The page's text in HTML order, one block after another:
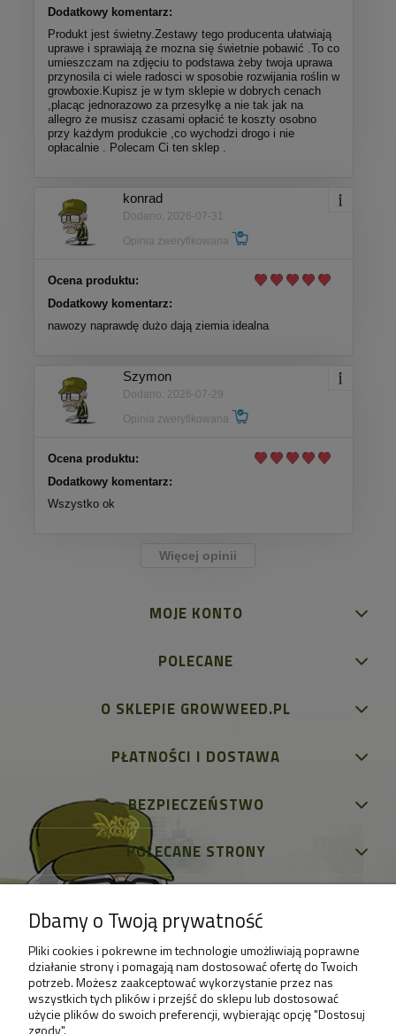
Dodatkowy komentarz:
Produkt jest świetny.Zestawy tego producenta ułatwiają
uprawe i sprawiają że mozna się świetnie pobawić .To co
umieszczam na zdjęciu to podstawa żeby twoja uprawa
przynosila ci wiele radosci w sposobie rozwijania roślin w
growboxie.Kupisz je w tym sklepie w dobrych cenach
,placąc jednorazowo za przesyłkę a nie tak jak na
allegro że musisz czasami opłacić te koszty osobno
przy każdym produkcie ,co wychodzi drogo i nie
opłacalnie . Polecam Ci ten sklep .
konrad
Dodano: 2026-07-31
Opinia zweryfikowana
Ocena produktu:
Dodatkowy komentarz:
nawozy naprawdę dużo dają ziemia idealna
Szymon
Dodano: 2026-07-29
Opinia zweryfikowana
Ocena produktu:
Dodatkowy komentarz:
Wszystko ok
Więcej opinii
MOJE KONTO
POLECANE
O SKLEPIE GROWWEED.PL
PŁATNOŚCI I DOSTAWA
BEZPIECZEŃSTWO
POLECANE STRONY
Dbamy o Twoją prywatność
Pliki cookies i pokrewne im technologie umożliwiają poprawne
działanie strony i pomagają nam dostosować ofertę do Twoich
potrzeb. Możesz zaakceptować wykorzystanie przez nas
wszystkich tych plików i przejść do sklepu lub dostosować
użycie plików do swoich preferencji, wybierając opcję "Dostosuj
zgody".